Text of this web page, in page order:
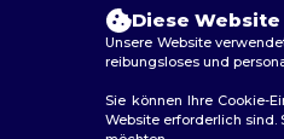
Diese
Unsere Website
reibungsloses und
Sie können Ihre Cookie-
Website erforderlich sind.